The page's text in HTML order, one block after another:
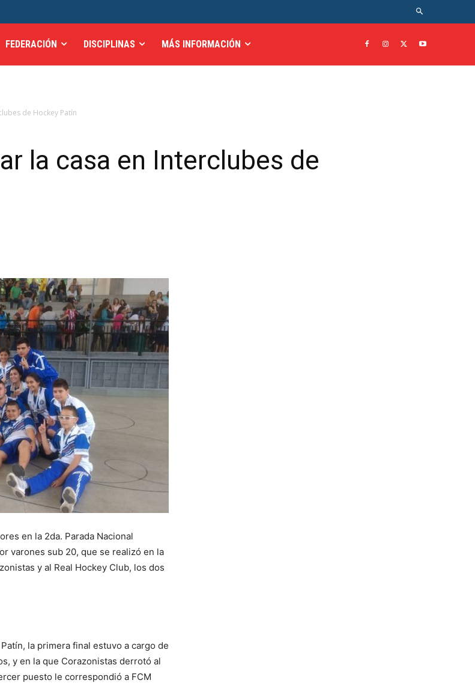
FEDERACIÓN DISCIPLINAS MÁS INFORMACIÓN
de Hockey Patín
la casa en Interclubes de
en la 2da. Parada Nacional
varones sub 20, que se realizó en la
y al Real Hockey Club, los dos
la primera final estuvo a cargo de
y en la que Corazonistas derrotó al
puesto le correspondió a FCM